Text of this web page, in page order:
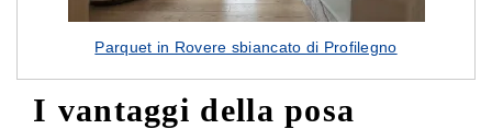
Parquet in Rovere sbiancato di Profilegno
I vantaggi della posa